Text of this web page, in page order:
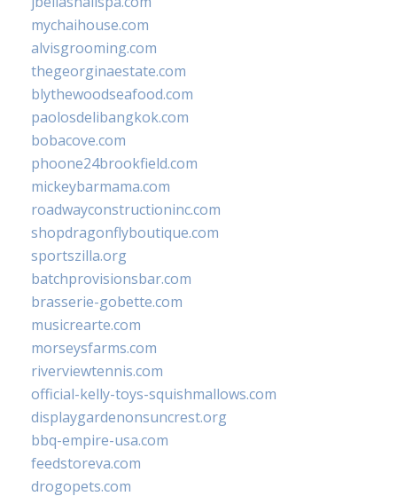
mychaihouse.com
alvisgrooming.com
thegeorginaestate.com
blythewoodseafood.com
paolosdelibangkok.com
bobacove.com
phoone24brookfield.com
mickeybarmama.com
roadwayconstructioninc.com
shopdragonflyboutique.com
sportszilla.org
batchprovisionsbar.com
brasserie-gobette.com
musicrearte.com
morseysfarms.com
riverviewtennis.com
official-kelly-toys-squishmallows.com
displaygardenonsuncrest.org
bbq-empire-usa.com
feedstoreva.com
drogopets.com